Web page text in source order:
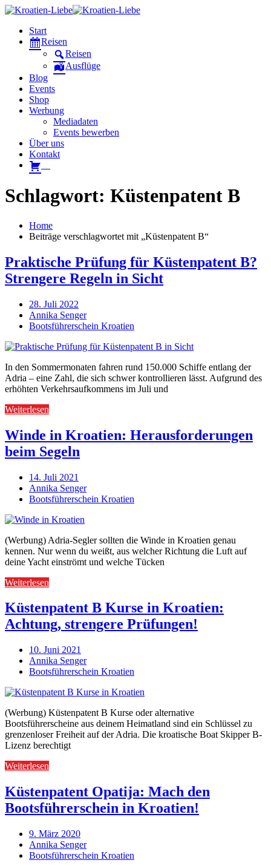
Start
Reisen
Reisen
Ausflüge
Blog
Events
Shop
Werbung
Mediadaten
Events bewerben
Über uns
Kontakt
Schlagwort: Küstenpatent B
Home
Beiträge verschlagwortet mit „Küstenpatent B“
Praktische Prüfung für Küstenpatent B?
Strengere Regeln in Sicht
28. Juli 2022
Annika Senger
Bootsführerschein Kroatien
In den Sommermonaten fahren rund 150.000 Schiffe entlang der
Adria – eine Zahl, die sich schwer kontrollieren lässt. Aufgrund des
erhöhten Verkehrsaufkommens im Juli und
Weiterlesen
Winde in Kroatien: Herausforderungen
beim Segeln
14. Juli 2021
Annika Senger
Bootsführerschein Kroatien
(Werbung) Adria-Segler sollten die Winde in Kroatien genau
kennen. Nur wenn du weißt, aus welcher Richtung die Luft auf
deine Yacht einströmt und welche Tücken
Weiterlesen
Küstenpatent B Kurse in Kroatien:
Achtung, strengere Prüfungen!
10. Juni 2021
Annika Senger
Bootsführerschein Kroatien
(Werbung) Küstenpatent B Kurse oder alternative
Bootsführerscheine aus deinem Heimatland sind ein Schlüssel zu
grenzenloser Freiheit auf der Adria. Die kroatische Boat Skipper B-
Lizenz berechtigt
Weiterlesen
Küstenpatent Opatija: Mach den
Bootsführerschein in Kroatien!
9. März 2020
Annika Senger
Bootsführerschein Kroatien